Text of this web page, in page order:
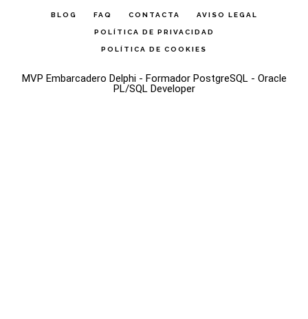
BLOG FAQ CONTACTA AVISO LEGAL
POLÍTICA DE PRIVACIDAD
POLÍTICA DE COOKIES
MVP Embarcadero Delphi - Formador PostgreSQL - Oracle
PL/SQL Developer